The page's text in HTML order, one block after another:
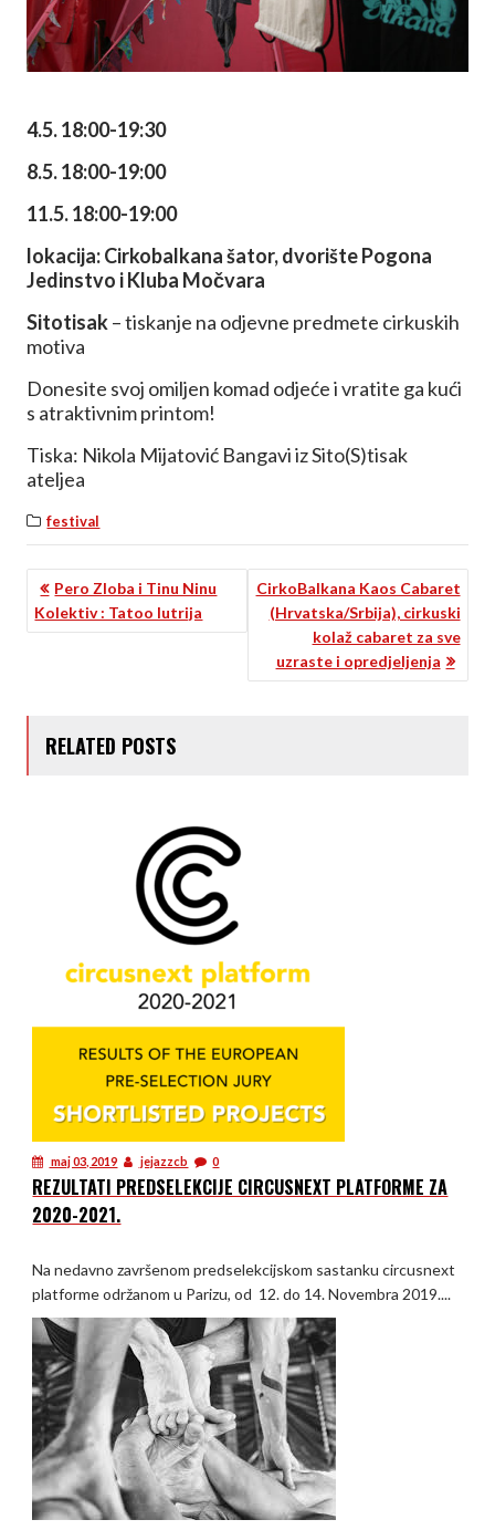
4.5. 18:00-19:30
8.5. 18:00-19:00
11.5. 18:00-19:00
lokacija: Cirkobalkana šator, dvorište Pogona
Jedinstvo i Kluba Močvara
Sitotisak– tiskanje na odjevne predmete cirkuskih
motiva
Donesite svoj omiljen komad odjeće i vratite ga kući
s atraktivnim printom!
Tiska: Nikola Mijatović Bangavi iz Sito(S)tisak
ateljea
festival
KRETANJE
ČLANKA
Pero Zloba i Tinu Ninu
Kolektiv : Tatoo lutrija
CirkoBalkana Kaos Cabaret
(Hrvatska/Srbija), cirkuski
kolaž cabaret za sve
uzraste i opredjeljenja
RELATED POSTS
maj 03, 2019 jejazzcb 0
REZULTATI PREDSELEKCIJE CIRCUSNEXT PLATFORME ZA
2020-2021.
Na nedavno završenom predselekcijskom sastanku circusnext
platforme održanom u Parizu, od 12. do 14. Novembra 2019....